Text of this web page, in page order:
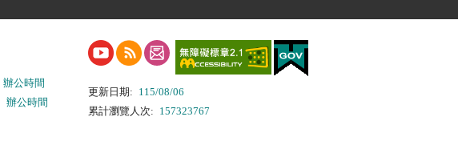
辦公時間
辦公時間
更新日期: 115/08/06
累計瀏覽人次: 157323767